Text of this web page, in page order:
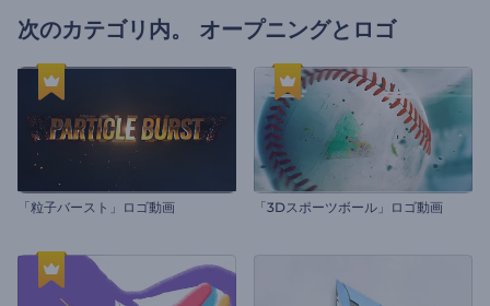
次のカテゴリ内。 オープニングとロゴ
「粒子バースト」ロゴ動画 「3Dスポーツボール」ロゴ動画